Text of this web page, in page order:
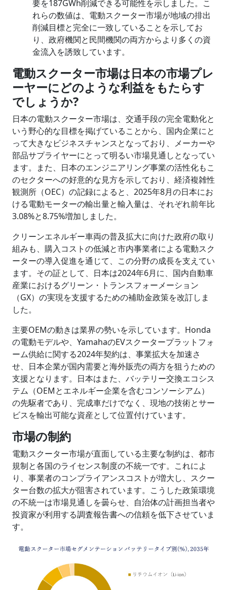
要を187GWh削減できる可能性を示しました。こ
れらの数値は、電動スクーター市場が地域の排出
削減目標と完全に一致していることを示してお
り、政府機関と民間機関の両方からより多くの資
金流入を誘致しています。
電動スクーター市場は日本の市場プレ
ーヤーにどのような利益をもたらす
でしょうか?
日本の電動スクーター市場は、交通手段の完全電動化と
いう野心的な目標を掲げていることから、国内企業にと
って大きなビジネスチャンスとなっており、メーカーや
部品サプライヤーにとって明るい市場見通しとなってい
ます。また、日本のエンジニアリング事業の活性化もこ
のセクターへの好意的な見方を示しており、経済複雑性
観測所（OEC）の記録によると、2025年8月の日本にお
ける電動モーターの輸出量と輸入量は、それぞれ前年比
3.08%と8.75%増加しました。
クリーンエネルギー車両の普及拡大に向けた政府の取り
組みも、購入コストの低減と市内事業者による電動スク
ーターの導入促進を通じて、この分野の成長を支えてい
ます。その証として、日本は2024年6月に、国内自動車
産業におけるグリーン・トランスフォーメーション
（GX）の実現を支援するための補助金政策を改訂しま
した。
主要OEMの動きは業界の勢いを示しています。Honda
の電動モデルや、YamahaのEVスクータープラットフォ
ーム供給に関する2024年契約は、事業拡大を加速さ
せ、日本企業が国内需要と海外販売の両方を狙うための
支援となります。日本はまた、バッテリー交換エコシス
テム（OEMとエネルギー企業を含むコンソーシアム）
の先駆者であり、完成車だけでなく、現地の技術とサー
ビスを輸出可能な資産として位置付けています。
市場の制約
電動スクーター市場が直面している主要な制約は、都市
規制と各国のライセンス制度の不統一です。これによ
り、事業者のコンプライアンスコストが増大し、スクー
ター台数の拡大が阻害されています。こうした政策環境
の不統一は市場見通しを曇らせ、自治体の計画担当者や
投資家が利用する調査報告書への信頼を低下させていま
す。